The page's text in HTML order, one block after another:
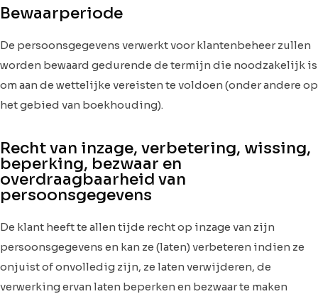
Bewaarperiode
De persoonsgegevens verwerkt voor klantenbeheer zullen
worden bewaard gedurende de termijn die noodzakelijk is
om aan de wettelijke vereisten te voldoen (onder andere op
het gebied van boekhouding).
Recht van inzage, verbetering, wissing,
beperking, bezwaar en
overdraagbaarheid van
persoonsgegevens
De klant heeft te allen tijde recht op inzage van zijn
persoonsgegevens en kan ze (laten) verbeteren indien ze
onjuist of onvolledig zijn, ze laten verwijderen, de
verwerking ervan laten beperken en bezwaar te maken